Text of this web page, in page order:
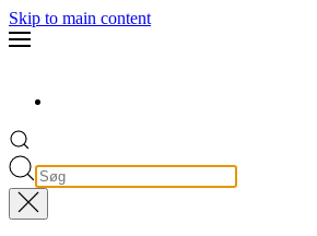
Skip to main content